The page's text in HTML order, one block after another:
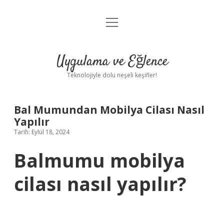
Anasayfa
Yasal Uyarı
menüyü
Uygulama ve Eğlence
Teknolojiyle dolu neşeli keşifler!
Bal Mumundan Mobilya Cilası Nasıl
Yapılır
Tarih: Eylül 18, 2024
Balmumu mobilya
cilası nasıl yapılır?